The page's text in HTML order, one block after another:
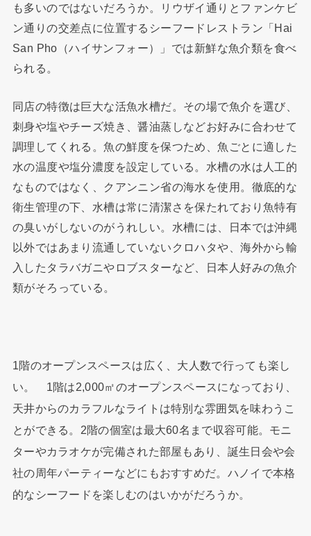
も多いのではないだろうか。リウザイ通りとファンケビ
ン通りの交差点に位置するシーフードレストラン「Hai
San Pho（ハイサンフォー）」では新鮮な魚介類を食べ
られる。
同店の特徴は巨大な活魚水槽だ。その場で魚介を選び、
刺身や塩やチーズ焼き、醤油蒸しなどお好みに合わせて
調理してくれる。魚の鮮度を保つため、魚ごとに適した
水の温度や塩分濃度を設定している。水槽の水は人工的
なものではなく、クアンニン省の海水を使用。徹底的な
衛生管理の下、水槽は常に清潔さを保たれており魚特有
の臭いがしないのがうれしい。水槽には、日本では沖縄
以外ではあまり流通していないクロハタや、海外から輸
入したタラバガニやロブスターなど、日本人好みの魚介
類がそろっている。
1階のオープンスペースは広く、大人数で行っても楽し
い。 1階は2,000㎡のオープンスペースになっており、
天井からのカラフルなライトは特別な雰囲気を味わうこ
とができる。2階の個室は最大60名まで収容可能。モニ
ターやカラオケが完備された部屋もあり、誕生日会や会
社の周年パーティーなどにもおすすめだ。ハノイで本格
的なシーフードを楽しむのはいかがだろうか。